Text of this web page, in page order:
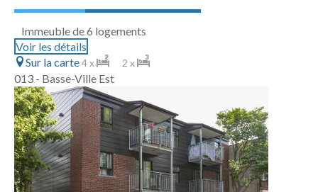
Immeuble de 6 logements
Voir les détails
Sur la carte4 x 2 x
013 - Basse-Ville Est